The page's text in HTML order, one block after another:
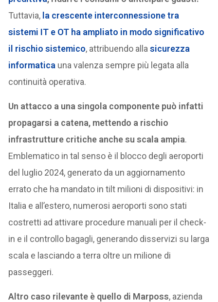
Tuttavia, la crescente interconnessione tra
sistemi IT e OT ha ampliato in modo significativo
il rischio sistemico, attribuendo allasicurezza
informatica una valenza sempre più legata alla
continuità operativa.
Un attacco a una singola componente può infatti
propagarsi a catena, mettendo a rischio
infrastrutture critiche anche su scala ampia.
Emblematico in tal senso è il blocco degli aeroporti
del luglio 2024, generato da un aggiornamento
errato che ha mandato in tilt milioni di dispositivi: in
Italia e all’estero, numerosi aeroporti sono stati
costretti ad attivare procedure manuali per il check-
in e il controllo bagagli, generando disservizi su larga
scala e lasciando a terra oltre un milione di
passeggeri.
Altro caso rilevante è quello di Marposs, azienda